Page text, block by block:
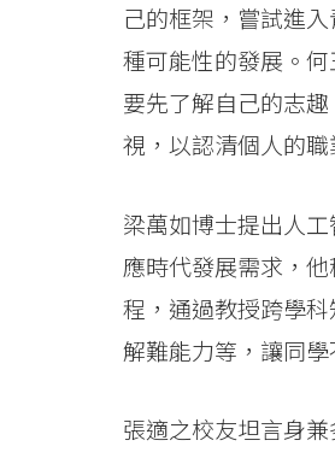
己的框架，嘗試進
種可能性的發展。
要先了解自己的志
視，以認清個人的
梁萬如博士提出人
應時代發展需求，
程，通過教授跨學
解難能力等，讓同
張適之校友坦言身